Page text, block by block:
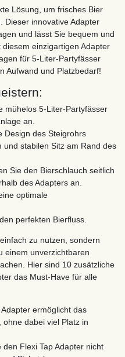
Lösung, um frisches Bier
Dieser innovative Adapter
und lässt Sie bequem und
einzigartigen Adapter
für 5-Liter-Partyfässer
Aufwand und Platzbedarf!
mühelos 5-Liter-Partyfässer
an.
Design des Steigrohrs
stabilen Sitz am Rand des
Sie den Bierschlauch seitlich
des Adapters an.
optimale
perfekten Bierfluss.
zu nutzen, sondern
einem unverzichtbaren
Hier sind 10 zusätzliche
das Must-Have für alle
ermöglicht das
dabei viel Platz in
Flexi Tap Adapter nicht